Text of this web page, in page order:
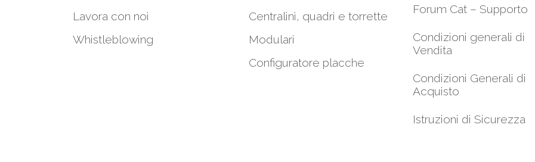
Lavora con noi
Whistleblowing
Centralini, quadri e torrette
Modulari
Configuratore placche
Forum Cat – Supporto
Condizioni generali di
Vendita
Condizioni Generali di
Acquisto
Istruzioni di Sicurezza